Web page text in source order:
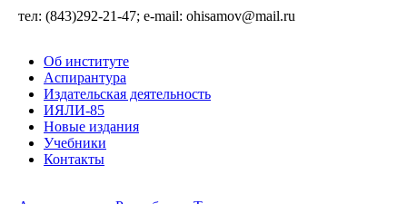
тел: (843)292-21-47; e-mail: ohisamov@mail.ru
Об институте
Аспирантура
Издательская деятельность
ИЯЛИ-85
Новые издания
Учебники
Контакты